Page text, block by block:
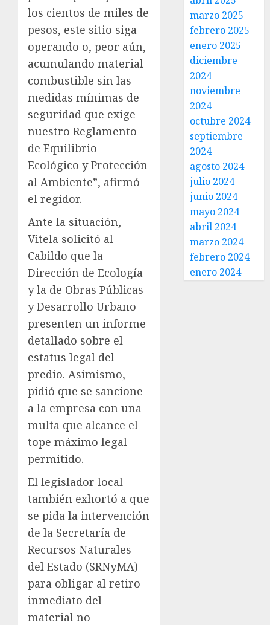
los cientos de miles de
pesos, este sitio siga
operando o, peor aún,
acumulando material
combustible sin las
medidas mínimas de
seguridad que exige
nuestro Reglamento
de Equilibrio
Ecológico y Protección
al Ambiente”, afirmó
el regidor.
Ante la situación,
Vitela solicitó al
Cabildo que la
Dirección de Ecología
y la de Obras Públicas
y Desarrollo Urbano
presenten un informe
detallado sobre el
estatus legal del
predio. Asimismo,
pidió que se sancione
a la empresa con una
multa que alcance el
tope máximo legal
permitido.
El legislador local
también exhortó a que
se pida la intervención
de la Secretaría de
Recursos Naturales
del Estado (SRNyMA)
para obligar al retiro
inmediato del
material no
marzo 2025
febrero 2025
enero 2025
diciembre
2024
noviembre
2024
octubre 2024
septiembre
2024
agosto 2024
julio 2024
junio 2024
mayo 2024
abril 2024
marzo 2024
febrero 2024
enero 2024